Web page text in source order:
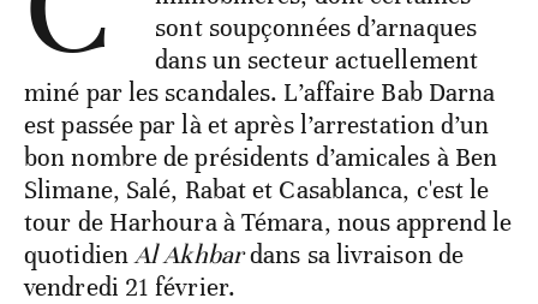
sont soupçonnées d’arnaques
dans un secteur actuellement
miné par les scandales. L’affaire Bab Darna
est passée par là et après l’arrestation d’un
bon nombre de présidents d’amicales à Ben
Slimane, Salé, Rabat et Casablanca, c'est le
tour de Harhoura à Témara, nous apprend le
quotidienAl Akhbardans sa livraison de
vendredi 21 février.